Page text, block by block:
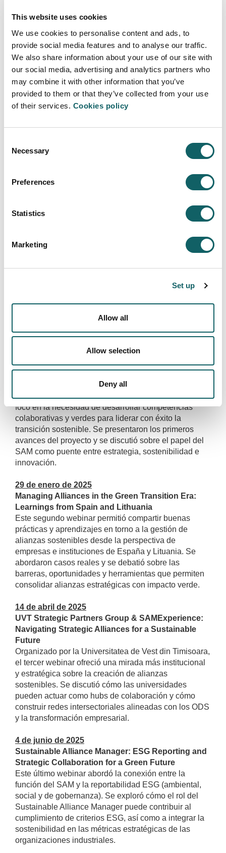
This website uses cookies
We use cookies to personalise content and ads, to
provide social media features and to analyse our traffic.
We also share information about your use of our site with
our social media, advertising and analytics partners who
may combine it with other information that you’ve
provided to them or that they’ve collected from your use
of their services. Cookies policy
Selection
Necessary
Preferences
Statistics
Marketing
Set up
Allow all
Allow selection
Deny all
clasificadas en tres grupos (personales,
desempeñar eficazmente el rol de Alliance Manager.
Estas competencias se agrupan en dos perfiles
complementarios:
Alliance Manager Corporativo
Alliance Manager Operativo
Ambos perfiles son fundamentales para diseñar,
La participación en el congreso permitió validar la
de las pymes europeas, marcado por la transición
digital y verde.
Serie de webinars internacionales: compartiendo
conocimiento, activando alianzas
Uno de los ejes clave del proyecto ha sido la
celebración de una serie de webinars internacionales,
difundir los avances del proyecto. Hasta julio de 2025,
reunido a centenares de participantes de distintos
Webinar: Collaborative and Green Skills:
Competences to Lead the Sustainability Transition
colaboración con Mondragon Unibertsitatea y la
Universidad de Foggia, este primer webinar puso el
foco en la necesidad de desarrollar competencias
colaborativas y verdes para liderar con éxito la
transición sostenible. Se presentaron los primeros
avances del proyecto y se discutió sobre el papel del
SAM como puente entre estrategia, sostenibilidad e
innovación.
29 de enero de 2025
Managing Alliances in the Green Transition Era:
Learnings from Spain and Lithuania
Este segundo webinar permitió compartir buenas
prácticas y aprendizajes en torno a la gestión de
alianzas sostenibles desde la perspectiva de
empresas e instituciones de España y Lituania. Se
abordaron casos reales y se debatió sobre las
barreras, oportunidades y herramientas que permiten
consolidar alianzas estratégicas con impacto verde.
14 de abril de 2025
UVT Strategic Partners Group & SAMExperience:
Navigating Strategic Alliances for a Sustainable
Future
Organizado por la Universitatea de Vest din Timisoara,
el tercer webinar ofreció una mirada más institucional
y estratégica sobre la creación de alianzas
sostenibles. Se discutió cómo las universidades
pueden actuar como hubs de colaboración y cómo
construir redes intersectoriales alineadas con los ODS
y la transformación empresarial.
4 de junio de 2025
Sustainable Alliance Manager: ESG Reporting and
Strategic Collaboration for a Green Future
Este último webinar abordó la conexión entre la
función del SAM y la reportabilidad ESG (ambiental,
social y de gobernanza). Se exploró cómo el rol del
Sustainable Alliance Manager puede contribuir al
cumplimiento de criterios ESG, así como a integrar la
sostenibilidad en las métricas estratégicas de las
organizaciones industriales.